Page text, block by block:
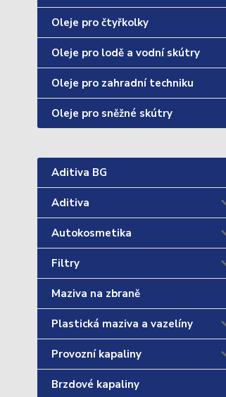
Oleje pro čtyřkolky
Oleje pro lodě a vodní skútry
Oleje pro zahradní techniku
Oleje pro sněžné skútry
Aditiva BG
Aditiva
Autokosmetika
Filtry
Maziva na zbraně
Plastická maziva a vazelíny
Provozní kapaliny
Brzdové kapaliny